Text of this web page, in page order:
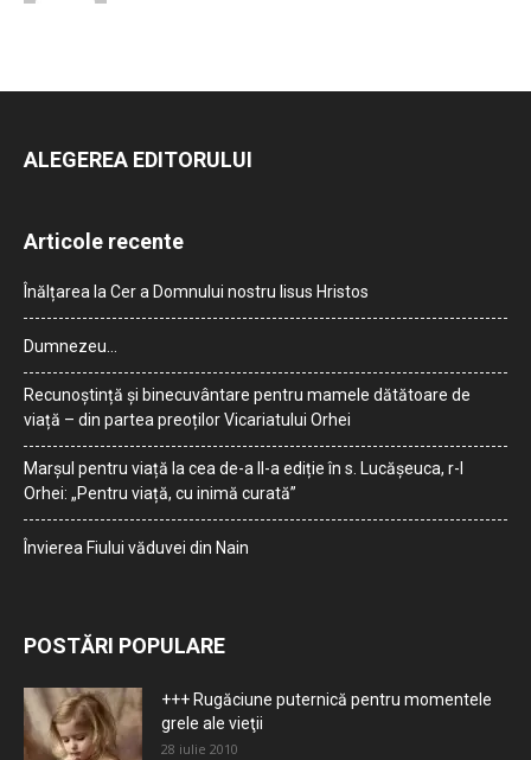
ALEGEREA EDITORULUI
Articole recente
Înălțarea la Cer a Domnului nostru Iisus Hristos
Dumnezeu…
Recunoștință și binecuvântare pentru mamele dătătoare de
viață – din partea preoților Vicariatului Orhei
Marșul pentru viață la cea de-a II-a ediție în s. Lucășeuca, r-l
Orhei: „Pentru viață, cu inimă curată”
Învierea Fiului văduvei din Nain
POSTĂRI POPULARE
+++ Rugăciune puternică pentru momentele
grele ale vieţii
28 iulie 2010